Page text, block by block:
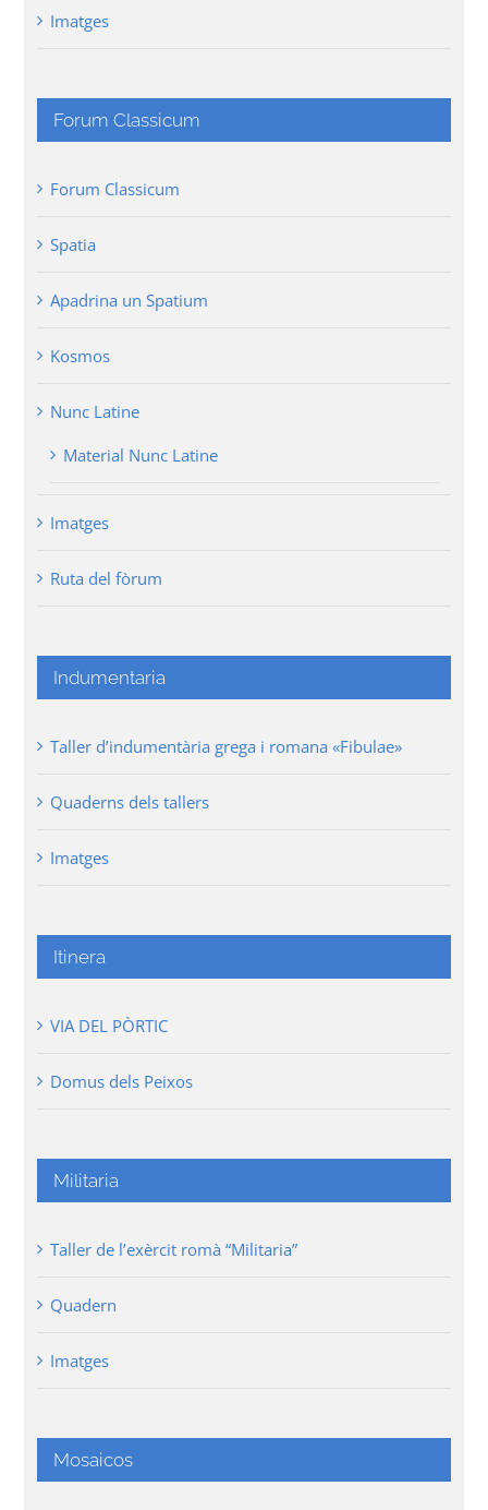
Imatges
Forum Classicum
Forum Classicum
Spatia
Apadrina un Spatium
Kosmos
Nunc Latine
Material Nunc Latine
Imatges
Ruta del fòrum
Indumentaria
Taller d’indumentària grega i romana «Fibulae»
Quaderns dels tallers
Imatges
Itinera
VIA DEL PÒRTIC
Domus dels Peixos
Militaria
Taller de l’exèrcit romà “Militaria”
Quadern
Imatges
Mosaicos